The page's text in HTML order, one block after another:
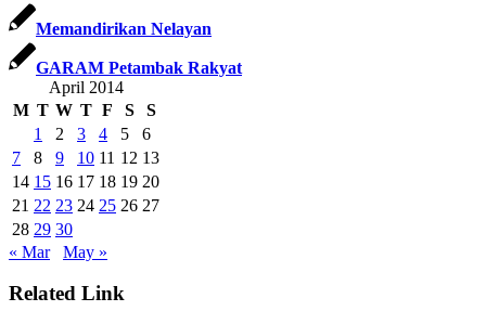
Memandirikan Nelayan
GARAM Petambak Rakyat
April 2014
M T W T F S
S
1
2 3 4 5
6
7
8 9 10 11 12 13
14 15 16 17 18 19 20
21 22 23 24 25 26 27
28 29 30
« Mar
May »
Related Link